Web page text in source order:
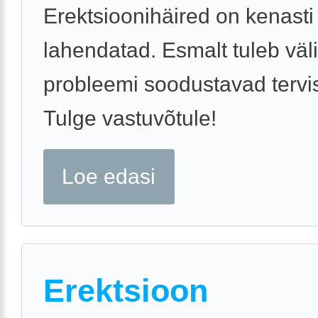
Erektsioonihäired on kenasti
lahendatad. Esmalt tuleb
probleemi soodustavad
Tulge vastuvõtule!
Loe edasi
Erektsioon